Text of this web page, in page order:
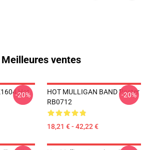
Meilleures ventes
Hot
-20%
HOT MULLIGAN BAND Poster
RB0712
18,21 € - 42,22 €
-20%